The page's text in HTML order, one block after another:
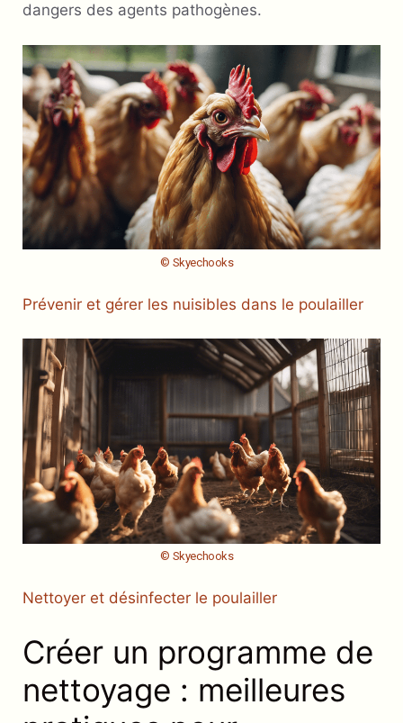
dangers des agents pathogènes.
© Skyechooks
Prévenir et gérer les nuisibles dans le poulailler
© Skyechooks
Nettoyer et désinfecter le poulailler
Créer un programme de
nettoyage : meilleures